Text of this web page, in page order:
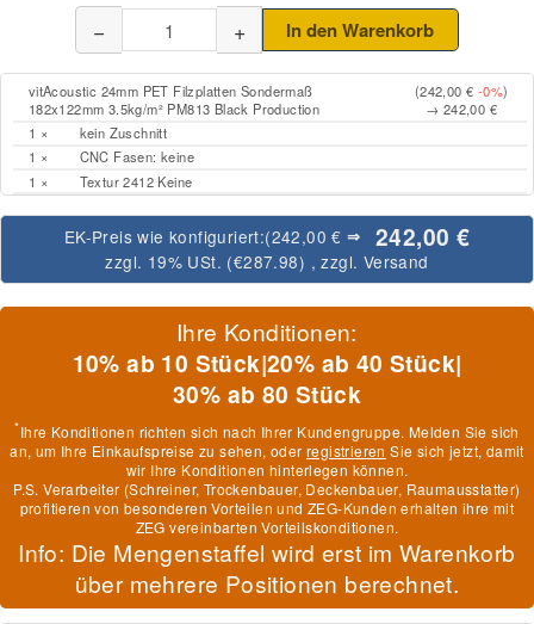
vitAcoustic 24mm PET Filzplatten Sondermaß
182x122mm 3.5kg/m² PM813 Black Production
(242,00 € -0%)
→ 242,00 €
1 ×
kein Zuschnitt
1 ×
CNC Fasen: keine
1 ×
Textur 2412 Keine
EK-Preis wie konfiguriert:(242,00 € ⇒ 242,00 €
zzgl. 19% USt. (€287.98) , zzgl. Versand
− + In den Warenkorb
Ihre Konditionen:
10% ab 10 Stück|20% ab 40 Stück|
30% ab 80 Stück
*Ihre Konditionen richten sich nach Ihrer Kundengruppe. Melden Sie sich
an, um Ihre Einkaufspreise zu sehen, oderregistrieren Sie sich jetzt, damit
wir Ihre Konditionen hinterlegen können.
P.S. Verarbeiter (Schreiner, Trockenbauer, Deckenbauer, Raumausstatter)
profitieren von besonderen Vorteilen und ZEG-Kunden erhalten ihre mit
ZEG vereinbarten Vorteilskonditionen.
Info: Die Mengenstaffel wird erst im Warenkorb
über mehrere Positionen berechnet.